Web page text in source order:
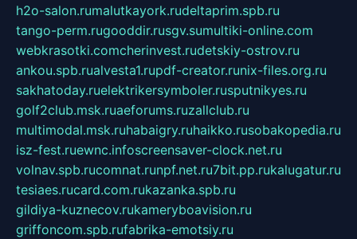
h2o-salon.rumalutkayork.rudeltaprim.spb.ru
tango-perm.rugooddir.rusgv.sumultiki-online.com
webkrasotki.comcherinvest.rudetskiy-ostrov.ru
ankou.spb.rualvesta1.rupdf-creator.runix-files.org.ru
sakhatoday.ruelektrikersymboler.rusputnikyes.ru
golf2club.msk.ruaeforums.ruzallclub.ru
multimodal.msk.ruhabaigry.ruhaikko.rusobakopedia.ru
isz-fest.ruewnc.infoscreensaver-clock.net.ru
volnav.spb.rucomnat.runpf.net.ru7bit.pp.rukalugatur.ru
tesiaes.rucard.com.rukazanka.spb.ru
gildiya-kuznecov.rukameryboavision.ru
griffoncom.spb.rufabrika-emotsiy.ru